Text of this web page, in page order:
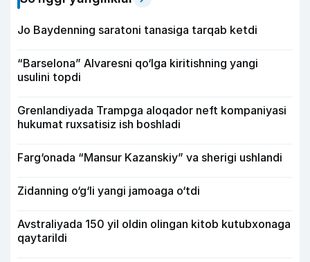
Jo Baydenning saratoni tanasiga tarqab ketdi
“Barselona” Alvaresni qo‘lga kiritishning yangi
usulini topdi
Grenlandiyada Trampga aloqador neft kompaniyasi
hukumat ruxsatisiz ish boshladi
Farg‘onada “Mansur Kazanskiy” va sherigi ushlandi
Zidanning o‘g‘li yangi jamoaga o‘tdi
Avstraliyada 150 yil oldin olingan kitob kutubxonaga
qaytarildi